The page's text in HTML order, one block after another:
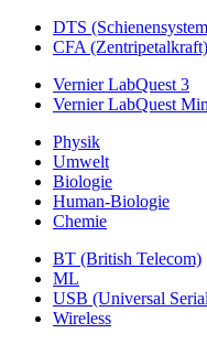
DTS
CFA (Zentripetalkraft)
Vernier LabQuest 3
Vernier LabQuest
Physik
Umwelt
Biologie
Human-Biologie
Chemie
BT (British Telecom)
ML
USB (Universal
Wireless